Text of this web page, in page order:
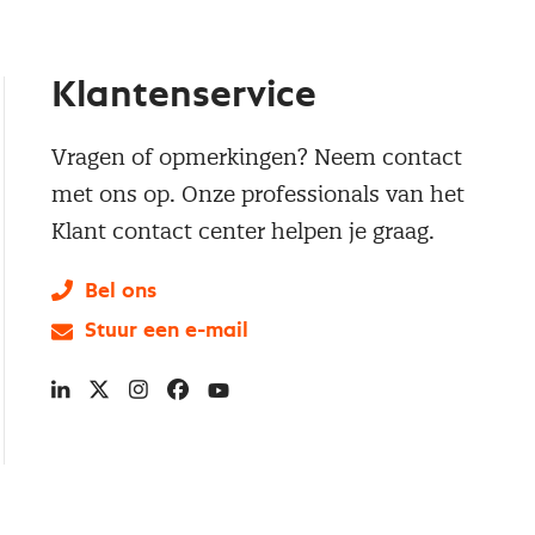
Klantenservice
Vragen of opmerkingen? Neem contact
met ons op. Onze professionals van het
Klant contact center helpen je graag.
Bel ons
Stuur een e-mail
LinkedIn
X Instagram
Facebook
YouTube